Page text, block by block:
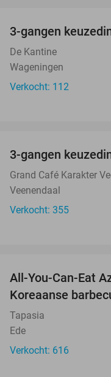
3-gangen
De Kantine
Wageningen
Verkocht: 112
3-gangen
Grand Café Karakter
Veenendaal
Verkocht: 355
All-You-Can-Eat
Koreaanse
Tapasia
Ede
Verkocht: 616